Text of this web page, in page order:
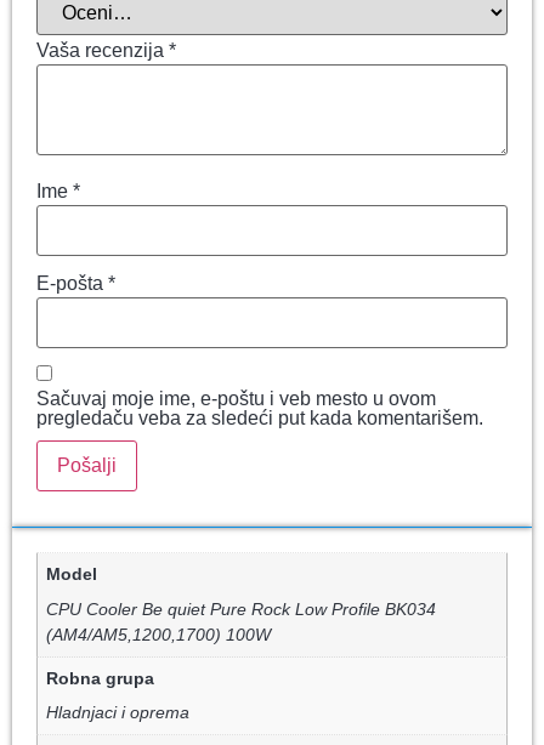
Vaša recenzija *
Ime *
E-pošta *
Sačuvaj moje ime, e-poštu i veb mesto u ovom
pregledaču veba za sledeći put kada komentarišem.
Model
CPU Cooler Be quiet Pure Rock Low Profile BK034
(AM4/AM5,1200,1700) 100W
Robna grupa
Hladnjaci i oprema